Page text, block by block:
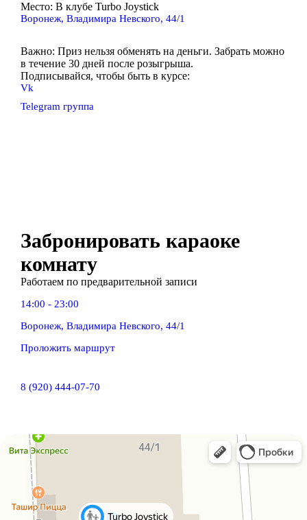
Место: В клубе Turbo Joystick
Воронеж, Владимира Невского, 44/1
Важно: Приз нельзя обменять на деньги. Забрать можно
в течение 30 дней после розыгрыша.
Подписывайся, чтобы быть в курсе:
Vk
Telegram группа
Забронировать караоке
комнату
Работаем по предварительной записи
14:00 - 23:00
Воронеж, Владимира Невского, 44/1
Проложить маршрут
8 (920) 444-07-70